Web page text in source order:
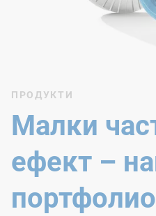
ПРОДУКТИ
Малки
ефект –
портфолио